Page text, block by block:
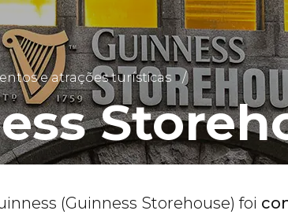
e atrações turísticas
(Guinness Storehouse) foi